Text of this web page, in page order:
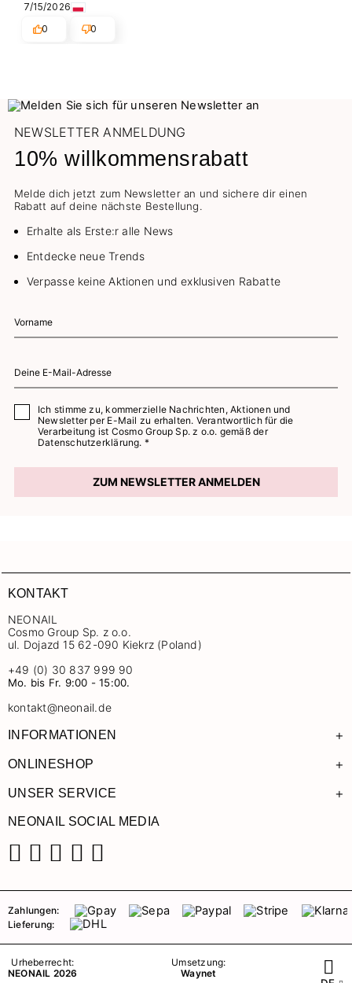
7/15/2026
0
0
NEWSLETTER ANMELDUNG
10% willkommensrabatt
Melde dich jetzt zum Newsletter an und sichere dir einen
Rabatt auf deine nächste Bestellung.
Erhalte als Erste:r alle News
Entdecke neue Trends
Verpasse keine Aktionen und exklusiven Rabatte
Ich stimme zu, kommerzielle Nachrichten, Aktionen und
Newsletter per E-Mail zu erhalten. Verantwortlich für die
Verarbeitung ist Cosmo Group Sp. z o.o. gemäß der
Datenschutzerklärung. *
ZUM NEWSLETTER ANMELDEN
KONTAKT
NEONAIL
Cosmo Group Sp. z o.o.
ul. Dojazd 15 62-090 Kiekrz (Poland)
+49 (0) 30 837 999 90
Mo. bis Fr. 9:00 - 15:00.
kontakt@neonail.de
INFORMATIONEN +
ONLINESHOP +
UNSER SERVICE +
NEONAIL SOCIAL MEDIA
Zahlungen:
Lieferung:
Urheberrecht:
NEONAIL 2026
Umsetzung:
Waynet